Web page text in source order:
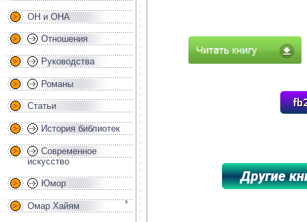
ОН и ОНА
Отношения
Руководства
Романы
Статьи
История библиотек
Современное
искусство
Юмор
Омар Хайям